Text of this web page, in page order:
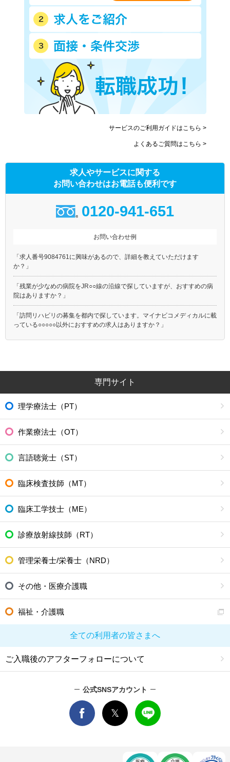
サービスのご利用ガイドはこちら >
よくあるご質問はこちら >
求人やサービスに関する
お問い合わせはお電話も便利です
0120-941-651
お問い合わせ例
「求人番号9084761に興味があるので、詳細を教えていただけます
か？」
「残業が少なめの病院をJR○○線の沿線で探していますが、おすすめの病
院はありますか？」
「訪問リハビリの募集を都内で探しています。マイナビコメディカルに載
っている○○○○○以外におすすめの求人はありますか？」
専門サイト
理学療法士（PT）
作業療法士（OT）
言語聴覚士（ST）
臨床検査技師（MT）
臨床工学技士（ME）
診療放射線技師（RT）
管理栄養士/栄養士（NRD）
その他・医療介護職
福祉・介護職
全ての利用者の皆さまへ
ご入職後のアフターフォローについて
公式SNSアカウント